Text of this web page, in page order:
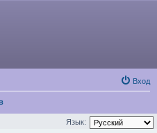
Вход
Язык: